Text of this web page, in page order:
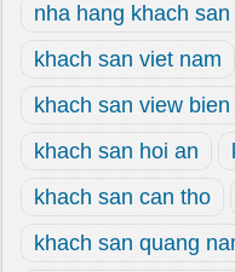
nha hang khach san
khach san viet nam
khach san view bien
khach san hoi an
khach san can tho
khach san quang